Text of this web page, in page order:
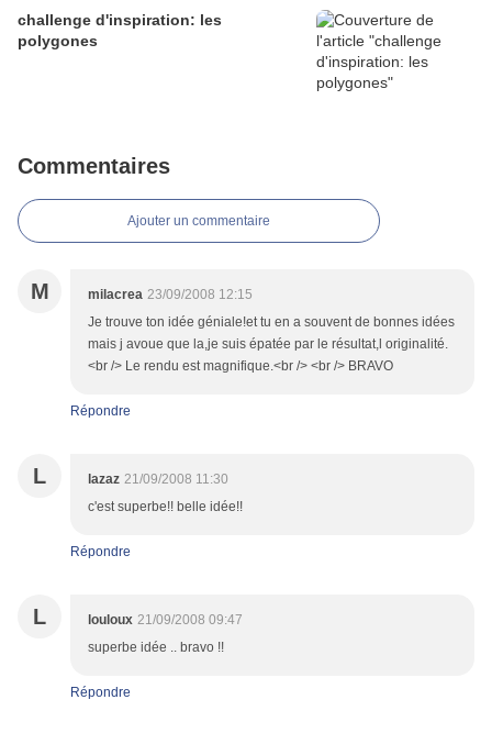
challenge d'inspiration: les
polygones
Commentaires
Ajouter un commentaire
M milacrea 23/09/2008 12:15
Je trouve ton idée géniale!et tu en a souvent de bonnes idées
mais j avoue que la,je suis épatée par le résultat,l originalité.
<br /> Le rendu est magnifique.<br /> <br /> BRAVO
Répondre
L lazaz 21/09/2008 11:30
c'est superbe!! belle idée!!
Répondre
L louloux 21/09/2008 09:47
superbe idée .. bravo !!
Répondre